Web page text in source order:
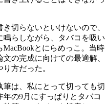
切らないといけないので、
鳴らしながら、タバコを吸い
とにらめっこ。当時
の完成に向けての最適解、
方だった。
は、私にとって切っても切
の9月にすっぱりとタバコ